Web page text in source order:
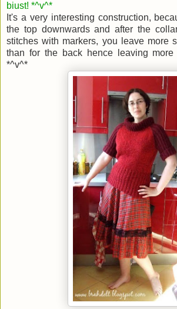
biust! *^v^*
It's a very interesting construction,
the top downwards and after the
stitches with markers, you leave more
than for the back hence leaving
*^v^*